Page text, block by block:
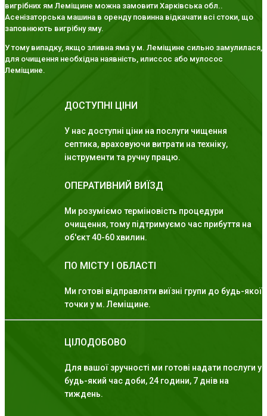
вигрібних ям Леміщине можна замовити Харківська обл..
Асенізаторська машина в оренду повинна відкачати всі стоки, що
заповнюють вигрібну яму.
У тому випадку, якщо зливна яма у м. Леміщине сильно замулилася,
для очищення необхідна наявність, илиссос або мулосос
Леміщине.
ДОСТУПНІ ЦІНИ
У нас доступні ціни на послуги чищення
септика, враховуючи витрати на техніку,
інструменти та ручну працю.
ОПЕРАТИВНИЙ ВИЇЗД
Ми розуміємо терміновість процедури
очищення, тому підтримуємо час прибуття на
об'єкт 40-60 хвилин.
ПО МІСТУ І ОБЛАСТІ
Ми готові відправляти виїзні групи до будь-якої
точки у м. Леміщине.
ЦІЛОДОБОВО
Для вашої зручності ми готові надати послуги у
будь-який час доби, 24 години, 7 днів на
тиждень.